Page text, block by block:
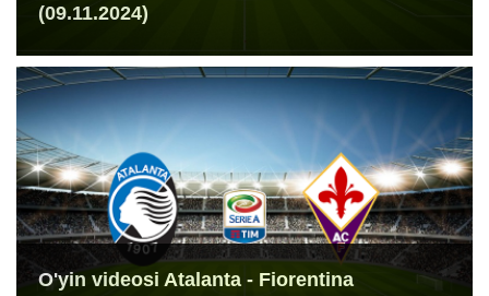
(09.11.2024)
O'yin videosi Atalanta - Fiorentina